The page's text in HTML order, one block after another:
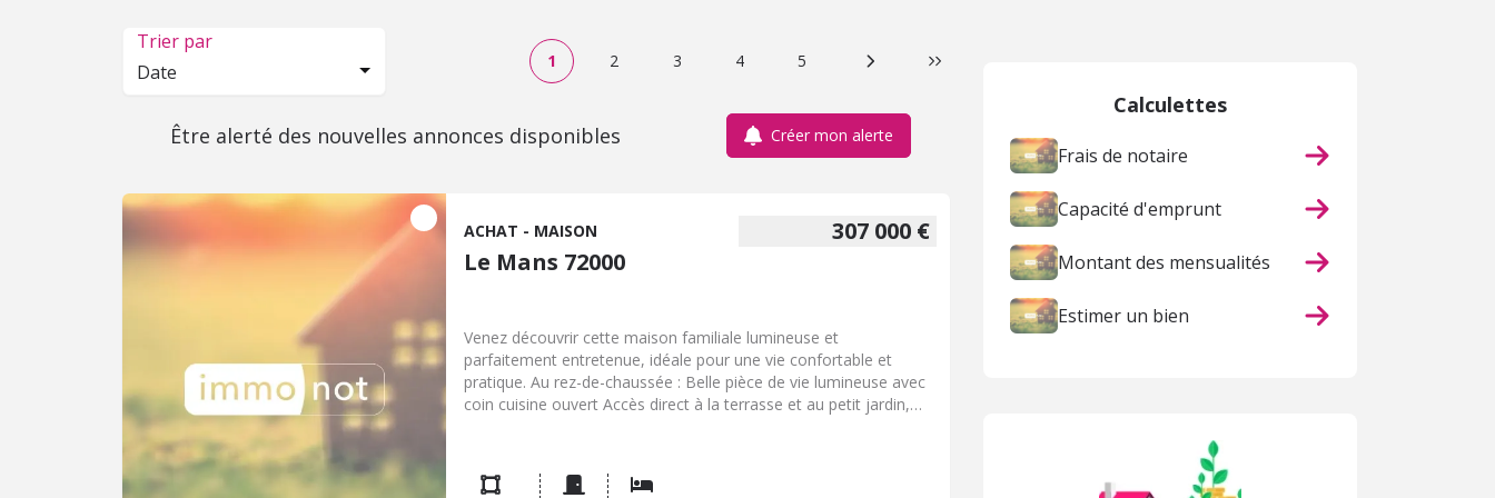
Trier par
Date
1 2 3 4 5 Page suivanteDernière page
Être alerté des nouvelles annonces disponibles Créer mon alerte
307 000 €
ACHAT - MAISON
Le Mans 72000
Venez découvrir cette maison familiale lumineuse et
parfaitement entretenue, idéale pour une vie confortable et
pratique. Au rez-de-chaussée : Belle pièce de vie lumineuse avec
coin cuisine ouvert Accès direct à la terrasse et au petit jardin,
direct au garage À l'étage : Trois belles chambres , une salle de
bains, un wc , un coin grenier , nombreux placards. Les + :
Calculettes
Frais de notaire
Capacité d'emprunt
Montant des mensualités
Estimer un bien